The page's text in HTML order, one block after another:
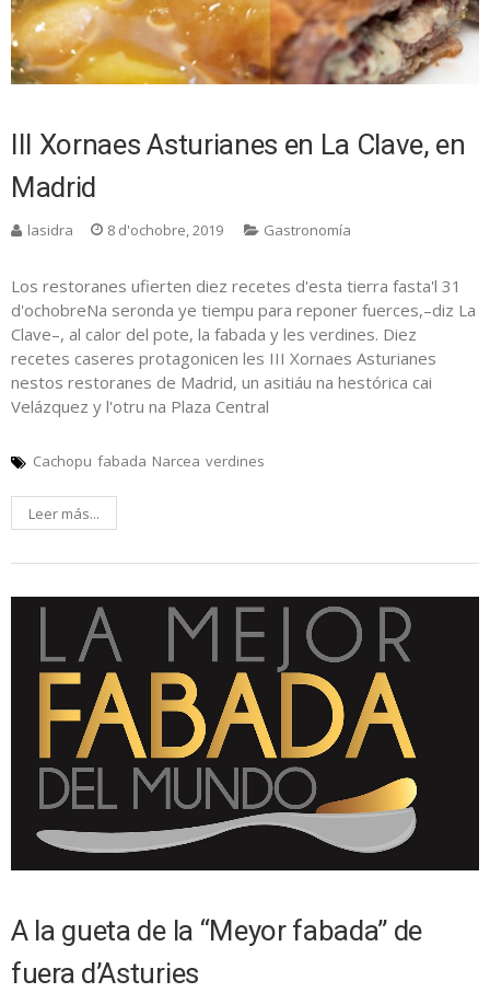
III Xornaes Asturianes en La Clave, en
Madrid
lasidra 8 d'ochobre, 2019 Gastronomía
Los restoranes ufierten diez recetes d'esta tierra fasta'l 31
d'ochobreNa seronda ye tiempu para reponer fuerces,–diz La
Clave–, al calor del pote, la fabada y les verdines. Diez
recetes caseres protagonicen les III Xornaes Asturianes
nestos restoranes de Madrid, un asitiáu na hestórica cai
Velázquez y l'otru na Plaza Central
Cachopu fabada Narcea verdines
Leer más...
A la gueta de la “Meyor fabada” de
fuera d’Asturies